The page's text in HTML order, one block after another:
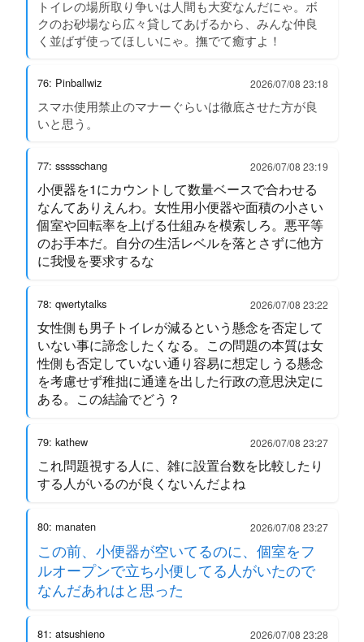
トイレの場所取り争いは人間も大変なんだにゃ。ボ
クのお砂場なら広々貸してあげるから、みんな仲良
く並ばず使ってほしいにゃ。撫でて癒すよ！
76: Pinballwiz 2026/07/08 23:18
スマホ使用禁止のマナーぐらいは徹底させた方が良
いと思う。
77: ssssschang 2026/07/08 23:19
小便器を1にカウントして数量ベースで合わせる
なんてありえんわ。女性用小便器や面積の小さい
個室や回転率を上げる仕組みを模索しろ。悪平等
のお手本だ。自分の生活レベルを落とさずに他方
に我慢を要求するな
78: qwertytalks 2026/07/08 23:22
女性側も男子トイレが減るという懸念を否定して
いない事に諦念したくなる。この問題の本質は女
性側も否定していない通り容易に想定しうる懸念
を考慮せず稚拙に通達を出した行政の意思決定に
ある。この結論でどう？
79: kathew 2026/07/08 23:27
これ問題視する人に、雑に設置台数を比較したり
する人がいるのが良くないんだよね
80: manaten 2026/07/08 23:27
この前、小便器が空いてるのに、個室をフ
ルオープンで立ち小便してる人がいたので
なんだあれはと思った
81: atsushieno 2026/07/08 23:28